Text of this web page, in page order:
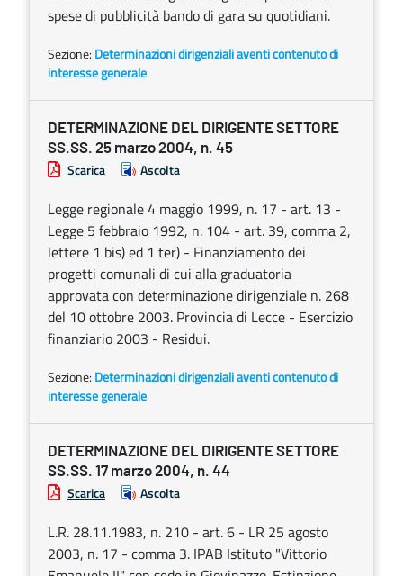
spese di pubblicità bando di gara su quotidiani.
Sezione: Determinazioni dirigenziali aventi contenuto di
interesse generale
DETERMINAZIONE DEL DIRIGENTE SETTORE
SS.SS. 25 marzo 2004, n. 45
Scarica Ascolta
Legge regionale 4 maggio 1999, n. 17 - art. 13 -
Legge 5 febbraio 1992, n. 104 - art. 39, comma 2,
lettere 1 bis) ed 1 ter) - Finanziamento dei
progetti comunali di cui alla graduatoria
approvata con determinazione dirigenziale n. 268
del 10 ottobre 2003. Provincia di Lecce - Esercizio
finanziario 2003 - Residui.
Sezione: Determinazioni dirigenziali aventi contenuto di
interesse generale
DETERMINAZIONE DEL DIRIGENTE SETTORE
SS.SS. 17 marzo 2004, n. 44
Scarica Ascolta
L.R. 28.11.1983, n. 210 - art. 6 - LR 25 agosto
2003, n. 17 - comma 3. IPAB Istituto "Vittorio